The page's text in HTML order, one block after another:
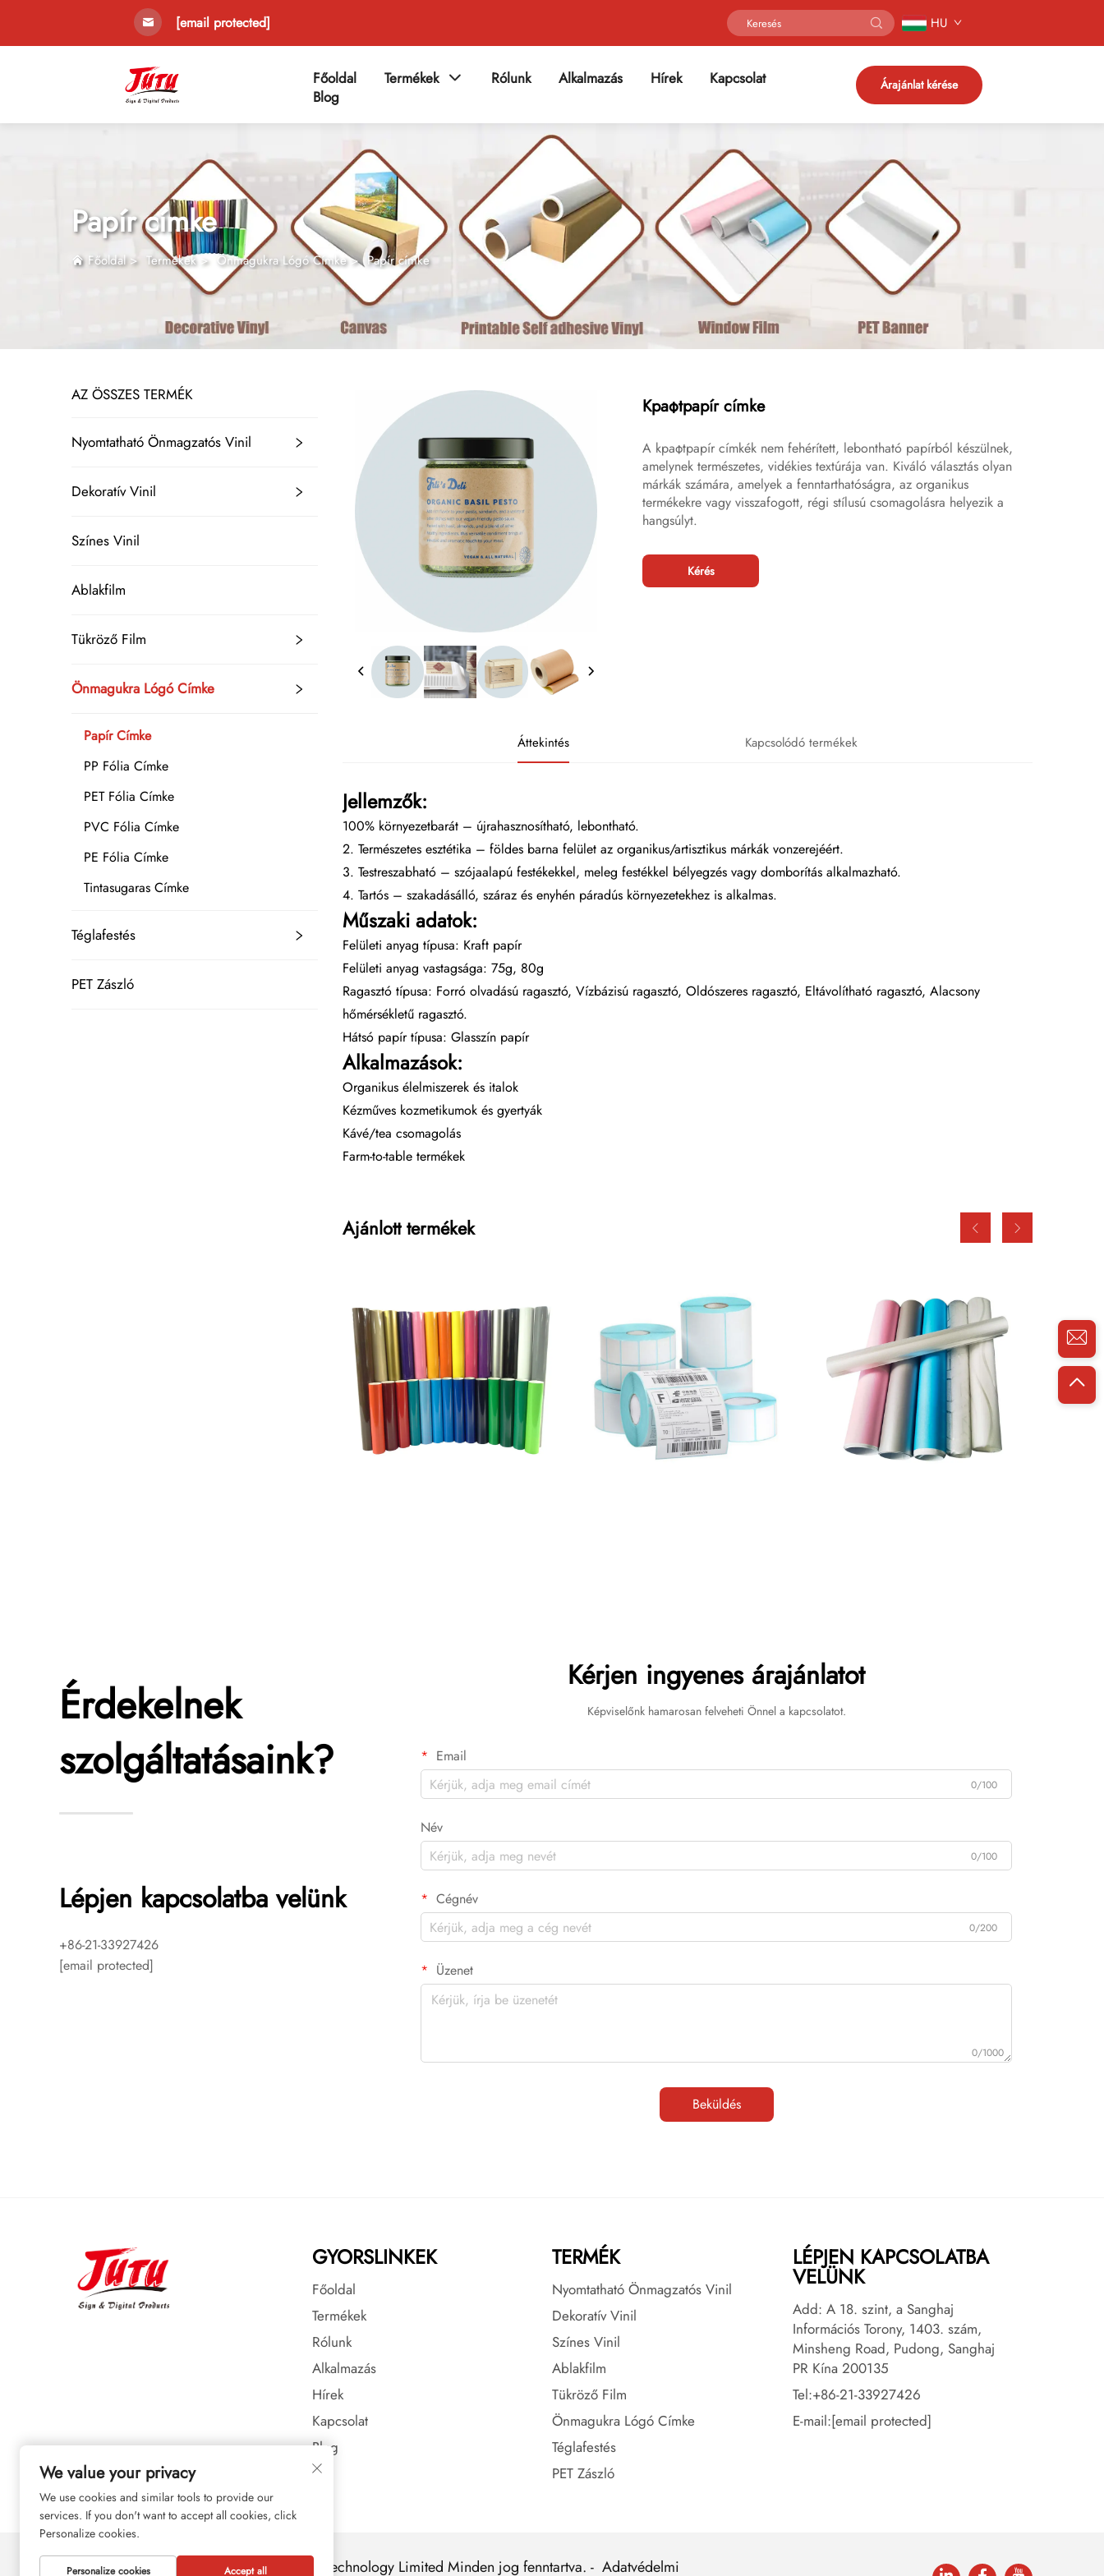
[email protected] HU
Főoldal Termékek Rólunk Alkalmazás Hírek
Kapcsolat
Blog
Árajánlat kérése
Papír címke
Főoldal> Termékek>Önmagukra Lógó Címke> Papír címke
AZ ÖSSZES TERMÉK
Nyomtatható Önmagzatós Vinil
Dekoratív Vinil
Színes Vinil
Ablakfilm
Tükröző Film
Önmagukra Lógó Címke
Papír Címke
PP Fólia Címke
PET Fólia Címke
PVC Fólia Címke
PE Fólia Címke
Tintasugaras Címke
Téglafestés
PET Zászló
Kрафtpapír címke
A kрафtpapír címkék nem fehérített, lebontható papírból készülnek,
amelynek természetes, vidékies textúrája van. Kiváló választás olyan
márkák számára, amelyek a fenntarthatóságra, az organikus
termékekre vagy visszafogott, régi stílusú csomagolásra helyezik a
hangsúlyt.
Kérés
Áttekintés Kapcsolódó termékek
Jellemzők:
100% környezetbarát – újrahasznosítható, lebontható.
2. Természetes esztétika – földes barna felület az organikus/artisztikus márkák vonzerejéért.
3. Testreszabható – szójaalapú festékekkel, meleg festékkel bélyegzés vagy domborítás alkalmazható.
4. Tartós – szakadásálló, száraz és enyhén páradús környezetekhez is alkalmas.
Műszaki adatok:
Felületi anyag típusa: Kraft papír
Felületi anyag vastagsága: 75g, 80g
Ragasztó típusa: Forró olvadású ragasztó, Vízbázisú ragasztó, Oldószeres ragasztó, Eltávolítható ragasztó, Alacsony
hőmérsékletű ragasztó.
Hátsó papír típusa: Glasszín papír
Alkalmazások:
Organikus élelmiszerek és italok
Kézműves kozmetikumok és gyertyák
Kávé/tea csomagolás
Farm-to-table termékek
Ajánlott termékek
Érdekelnek
szolgáltatásaink?
Lépjen kapcsolatba velünk
+86-21-33927426
[email protected]
Kérjen ingyenes árajánlatot
Képviselőnk hamarosan felveheti Önnel a kapcsolatot.
Email
0/100
Név
0/100
Cégnév
0/200
Üzenet
0/1000
Beküldés
GYORSLINKEK
Főoldal
Termékek
Rólunk
Alkalmazás
Hírek
Kapcsolat
Blog
TERMÉK
Nyomtatható Önmagzatós Vinil
Dekoratív Vinil
Színes Vinil
Ablakfilm
Tükröző Film
Önmagukra Lógó Címke
Téglafestés
PET Zászló
LÉPJEN KAPCSOLATBA
VELÜNK
Add: A 18. szint, a Sanghaj
Információs Torony, 1403. szám,
Minsheng Road, Pudong, Sanghaj
PR Kína 200135
Tel:+86-21-33927426
E-mail:[email protected]
Szerzői jog © 2026 JUTU New Materials Technology Limited Minden jog fenntartva. - Adatvédelmi
We value your privacy
We use cookies and similar tools to provide our
services. If you don't want to accept all cookies, click
Personalize cookies.
Personalize cookies Accept all